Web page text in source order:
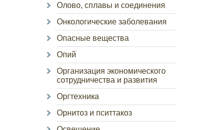
Олово, сплавы и соединения
Онкологические заболевания
Опасные вещества
Опий
Организация экономического
сотрудничества и развития
Оргтехника
Орнитоз и пситтакоз